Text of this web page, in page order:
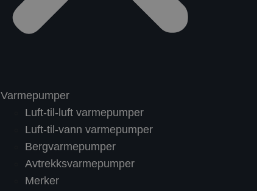
Varmepumper
Luft-til-luft varmepumper
Luft-til-vann varmepumper
Bergvarmepumper
Avtrekksvarmepumper
Merker